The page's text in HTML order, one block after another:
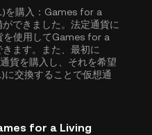
購入： Games for a
できました。法定通貨に
を使用してGames for a
ます。また、最初に
貨を購入し、それを希望
交換することで仮想通
for a Living